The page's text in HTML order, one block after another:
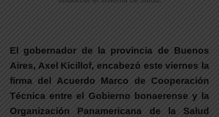
El gobernador de la provincia de Buenos
Aires, Axel Kicillof, encabezó este viernes la
firma del Acuerdo Marco de Cooperación
Técnica entre el Gobierno bonaerense y la
Organización Panamericana de la Salud